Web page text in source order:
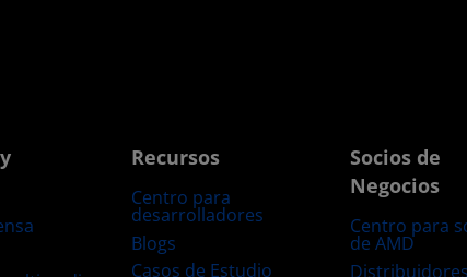
Recursos
Centro para
desarrolladores
Blogs
Casos de Estudio
Socios de
Negocios
Centro para
de AMD
Distribuidores